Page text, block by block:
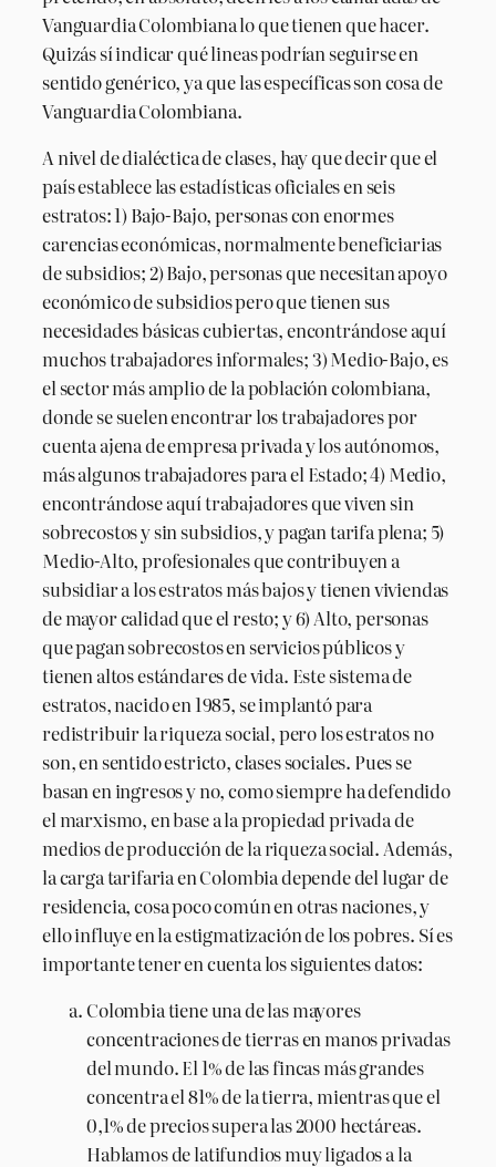
Vanguardia Colombiana lo que tienen que hacer.
Quizás sí indicar qué lineas podrían seguirse en
sentido genérico, ya que las específicas son cosa de
Vanguardia Colombiana.
A nivel de dialéctica de clases, hay que decir que el
país establece las estadísticas oficiales en seis
estratos: 1) Bajo-Bajo, personas con enormes
carencias económicas, normalmente beneficiarias
de subsidios; 2) Bajo, personas que necesitan apoyo
económico de subsidios pero que tienen sus
necesidades básicas cubiertas, encontrándose aquí
muchos trabajadores informales; 3) Medio-Bajo, es
el sector más amplio de la población colombiana,
donde se suelen encontrar los trabajadores por
cuenta ajena de empresa privada y los autónomos,
más algunos trabajadores para el Estado; 4) Medio,
encontrándose aquí trabajadores que viven sin
sobrecostos y sin subsidios, y pagan tarifa plena; 5)
Medio-Alto, profesionales que contribuyen a
subsidiar a los estratos más bajos y tienen viviendas
de mayor calidad que el resto; y 6) Alto, personas
que pagan sobrecostos en servicios públicos y
tienen altos estándares de vida. Este sistema de
estratos, nacido en 1985, se implantó para
redistribuir la riqueza social, pero los estratos no
son, en sentido estricto, clases sociales. Pues se
basan en ingresos y no, como siempre ha defendido
el marxismo, en base a la propiedad privada de
medios de producción de la riqueza social. Además,
la carga tarifaria en Colombia depende del lugar de
residencia, cosa poco común en otras naciones, y
ello influye en la estigmatización de los pobres. Sí es
importante tener en cuenta los siguientes datos:
Colombia tiene una de las mayores
concentraciones de tierras en manos privadas
del mundo. El 1% de las fincas más grandes
concentra el 81% de la tierra, mientras que el
0,1% de precios supera las 2000 hectáreas.
Hablamos de latifundios muy ligados a la